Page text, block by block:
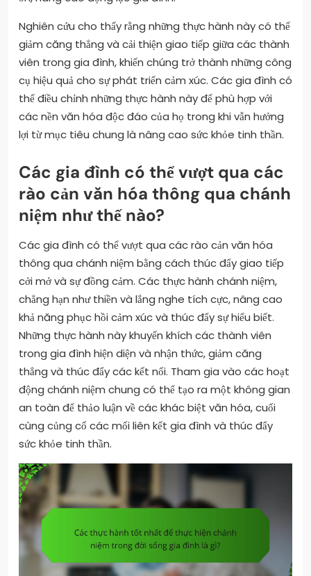
Nghiên cứu cho thấy rằng những thực hành này có thể
giảm căng thẳng và cải thiện giao tiếp giữa các thành
viên trong gia đình, khiến chúng trở thành những công
cụ hiệu quả cho sự phát triển cảm xúc. Các gia đình có
thể điều chỉnh những thực hành này để phù hợp với
các nền văn hóa độc đáo của họ trong khi vẫn hưởng
lợi từ mục tiêu chung là nâng cao sức khỏe tinh thần.
Các gia đình có thể vượt qua các
rào cản văn hóa thông qua chánh
niệm như thế nào?
Các gia đình có thể vượt qua các rào cản văn hóa
thông qua chánh niệm bằng cách thúc đẩy giao tiếp
cởi mở và sự đồng cảm. Các thực hành chánh niệm,
chẳng hạn như thiền và lắng nghe tích cực, nâng cao
khả năng phục hồi cảm xúc và thúc đẩy sự hiểu biết.
Những thực hành này khuyến khích các thành viên
trong gia đình hiện diện và nhận thức, giảm căng
thẳng và thúc đẩy các kết nối. Tham gia vào các hoạt
động chánh niệm chung có thể tạo ra một không gian
an toàn để thảo luận về các khác biệt văn hóa, cuối
cùng củng cố các mối liên kết gia đình và thúc đẩy
sức khỏe tinh thần.